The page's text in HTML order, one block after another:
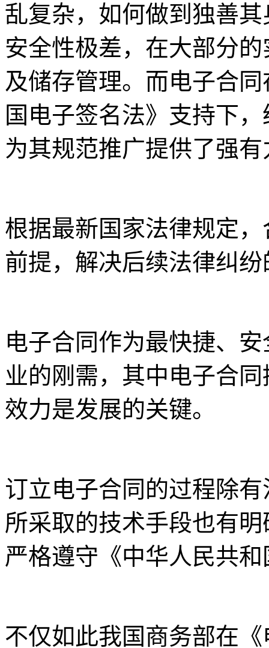
乱复杂，如何做到独善
安全性极差，在大部分
及储存管理。而电子合
国电子签名法》支持下
为其规范推广提供了强
根据最新国家法律规定
前提，解决后续法律纠
电子合同作为最快捷、
业的刚需，其中电子合
效力是发展的关键。
订立电子合同的过程除
所采取的技术手段也有
严格遵守《中华人民共
不仅如此我国商务部在